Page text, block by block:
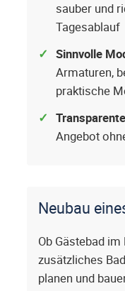
sauber und
Tagesablauf
Sinnvolle
Armaturen,
praktische
Angebot
Neubau
Ob Gästebad
zusätzliches
planen und